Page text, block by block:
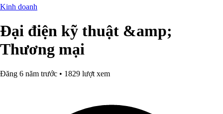
Kinh doanh
Đại điện kỹ thuật &amp;
Thương mại
Đăng 6 năm trước • 1829 lượt xem